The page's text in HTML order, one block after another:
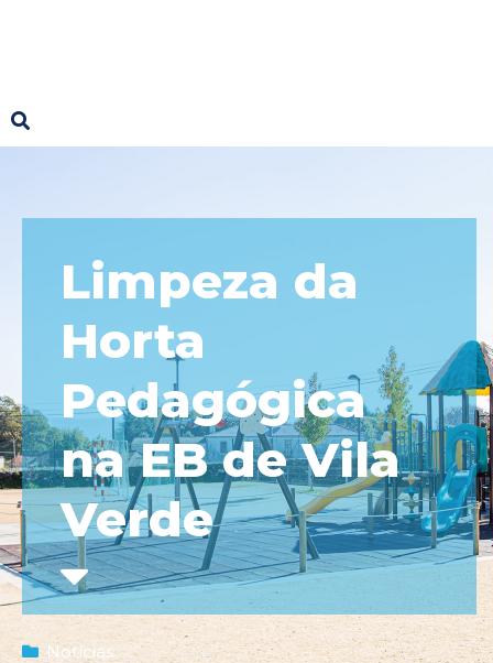
Limpeza da
Horta
Pedagógica
na EB de Vila
Verde
Notícias